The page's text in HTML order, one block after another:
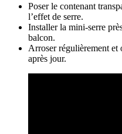
Poser le contenant
l’effet de serre.
Installer la mini-serre
balcon.
Arroser régulièrement et
après jour.